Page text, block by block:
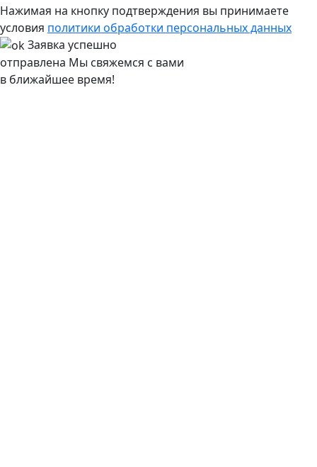
Нажимая на кнопку подтверждения вы принимаете
условия политики обработки персональных данных
Заявка успешно
отправлена Мы свяжемся с вами
в ближайшее время!